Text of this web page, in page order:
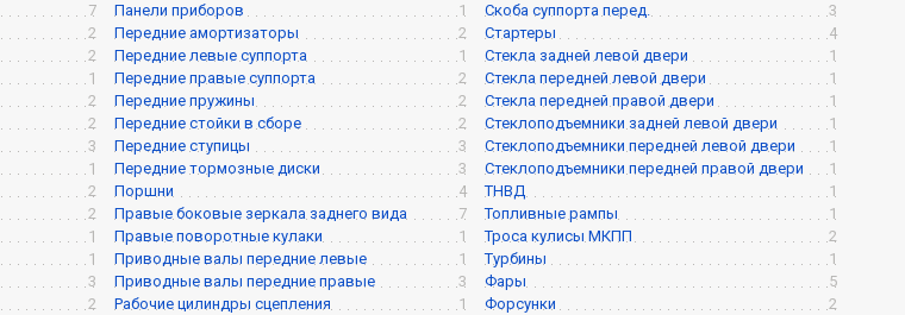
7
2
2
1
2
2
3
1
2
2
1
1
3
2
Панели приборов
1
Передние амортизаторы
2
Передние левые суппорта
1
Передние правые суппорта
2
Передние пружины
2
Передние стойки в сборе
2
Передние ступицы
3
Передние тормозные диски
3
Поршни
4
Правые боковые зеркала заднего вида
7
Правые поворотные кулаки
1
Приводные валы передние левые
1
Приводные валы передние правые
3
Рабочие цилиндры сцепления
1
Скоба суппорта перед.
3
Стартеры
4
Стекла задней левой двери
1
Стекла передней левой двери
1
Стекла передней правой двери
1
Стеклоподъемники задней левой двери
1
Стеклоподъемники передней левой двери
1
Стеклоподъемники передней правой двери
1
ТНВД
1
Топливные рампы
1
Троса кулисы МКПП
2
Турбины
1
Фары
5
Форсунки
2